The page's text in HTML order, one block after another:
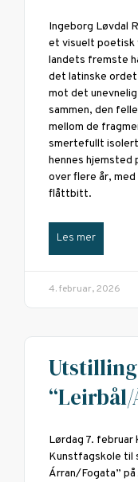
Ingeborg Løvdal
et visuelt
landets fremste
det latinske
mot det
sammen, den
mellom de
smertefullt
hennes hjemsted
over flere år,
flåttbitt.
Les mer
4. februar, 2026
Lørdag 7.
Kunstfagskole til
Árran/Fogata”